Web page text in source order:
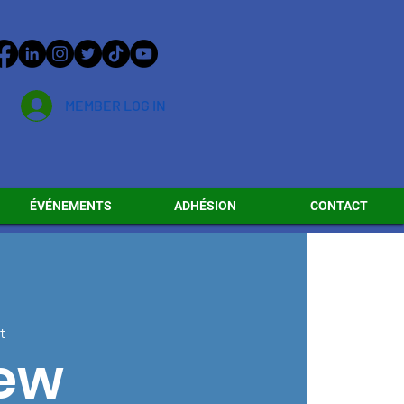
MEMBER LOG IN
ÉVÉNEMENTS ADHÉSION CONTACT